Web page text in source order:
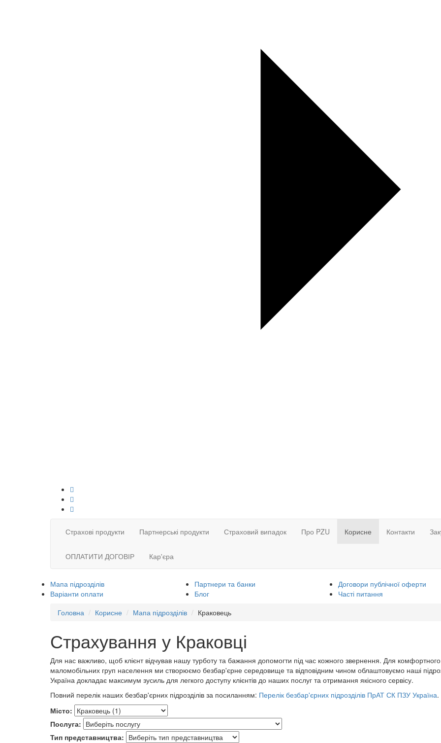
Страхові продукти Партнерські продукти Страховий випадок Про PZU Корисне Контакти
ОПЛАТИТИ ДОГОВІР Кар'єра
Мапа підрозділів
Варіанти оплати
Партнери та банки
Блог
Договори публічної оферти
Часті питання
Головна
Корисне Мапа підрозділів Краковець
Страхування у Краковці
Для нас важливо, щоб клієнт відчував нашу турботу та бажання допомогти під час кожного звернення. Для
маломобільних груп населення ми створюємо безбар'єрне середовище та відповідним чином облаштовуємо наші
Україна докладає максимум зусиль для легкого доступу клієнтів до наших послуг та отримання якісного сервісу.
Повний перелік наших безбар'єрних підрозділів за посиланням: Перелік безбар'єрних підрозділів ПрАТ СК ПЗУ Україна.
Місто:
Послуга:
Тип представництва: